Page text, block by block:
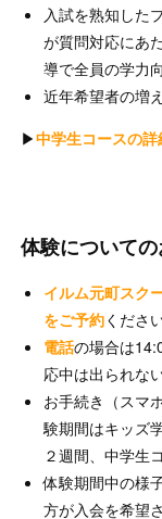
入試を熟知した
が質問対応にあ
導で全員の学力
近年希望者の増
▶︎中学生コースの詳
体験について
イルム元町スク
をご予約ください
電話の場合は
応中は出られな
お手続き（スマ
験期間はキッズ
２週間、中学生
体験期間中の様
方が入会を希望